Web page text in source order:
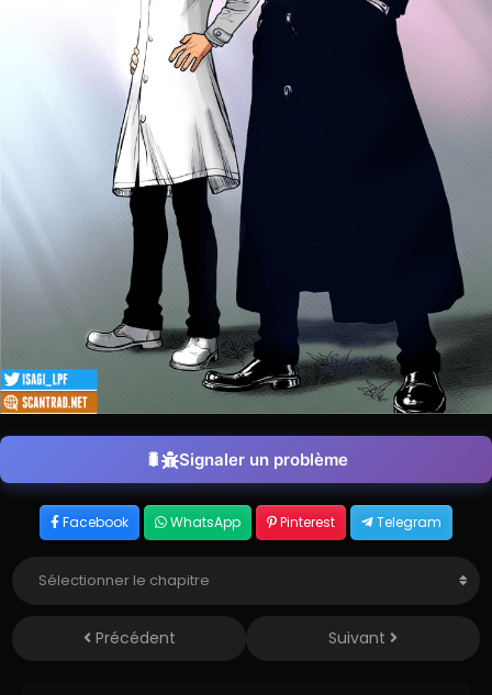
Signaler un problème
Facebook WhatsApp Pinterest Telegram
Précédent Suivant